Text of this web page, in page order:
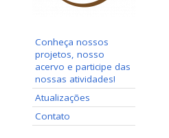
Conheça nossos
projetos, nosso
acervo e participe das
nossas atividades!
Atualizações
Contato